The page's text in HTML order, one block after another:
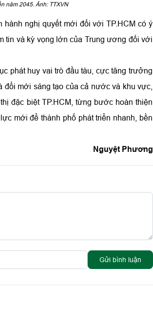
năm 2045. Ảnh: TTXVN
hành nghị quyết mới đối với TP.HCM có ý
tin và kỳ vọng lớn của Trung ương đối với
phát huy vai trò đầu tàu, cực tăng trưởng
đổi mới sáng tạo của cả nước và khu vực,
đặc biệt TP.HCM, từng bước hoàn thiện
mới để thành phố phát triển nhanh, bền
Nguyệt Phương
Gửi bình luận